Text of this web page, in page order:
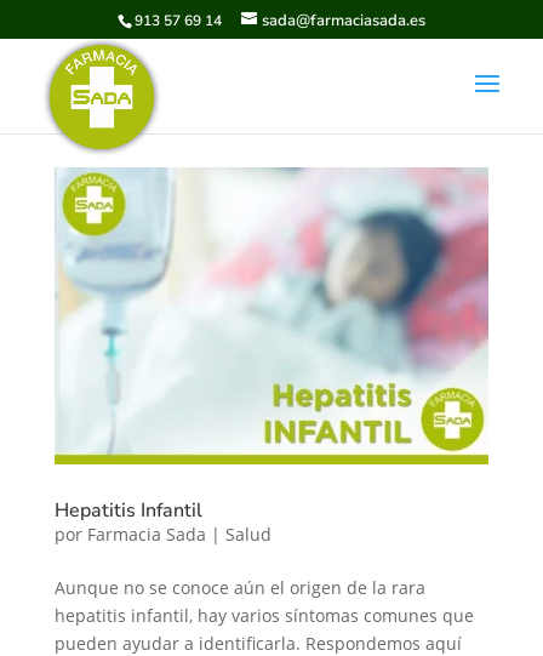
913 57 69 14 sada@farmaciasada.es
Hepatitis Infantil
por Farmacia Sada | Salud
Aunque no se conoce aún el origen de la rara
hepatitis infantil, hay varios síntomas comunes que
pueden ayudar a identificarla. Respondemos aquí